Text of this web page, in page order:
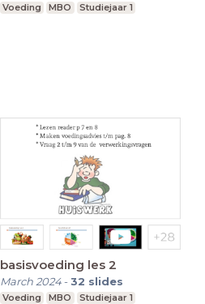
Voeding MBO Studiejaar 1
basisvoeding les 2
March 2024-32 slides
Voeding MBO Studiejaar 1